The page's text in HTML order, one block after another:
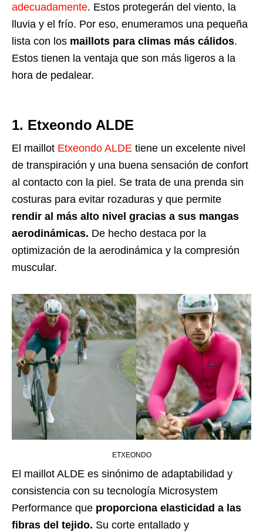
adecuadamente. Estos protegerán del viento, la
lluvia y el frío. Por eso, enumeramos una pequeña
lista con los maillots para climas más cálidos.
Estos tienen la ventaja que son más ligeros a la
hora de pedalear.
1. Etxeondo ALDE
El maillot Etxeondo ALDE tiene un excelente nivel
de transpiración y una buena sensación de confort
al contacto con la piel. Se trata de una prenda sin
costuras para evitar rozaduras y que permite
rendir al más alto nivel gracias a sus mangas
aerodinámicas. De hecho destaca por la
optimización de la aerodinámica y la compresión
muscular.
ETXEONDO
El maillot ALDE es sinónimo de adaptabilidad y
consistencia con su tecnología Microsystem
Performance que proporciona elasticidad a las
fibras del tejido. Su corte entallado y